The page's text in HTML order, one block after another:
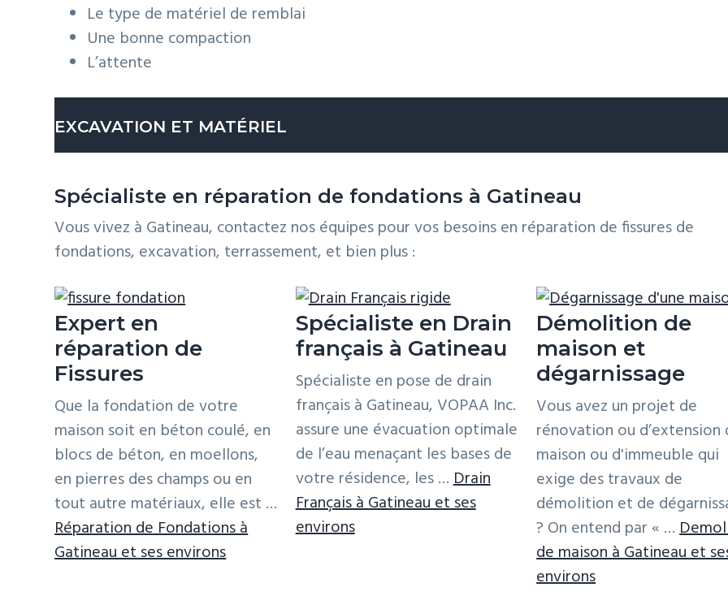
Parfois, nos client n’ont pas le budget nécessaire pour une réparation de fondationà court
Dans ce cas, nous recommandons d’aménager le relief du terrain comme solution temporaire à
moindre coût, jusqu’au moment où ils auront les moyens pour régler le problème à la source.
Le type de matériel de remblai
Une bonne compaction
L’attente
EXCAVATION ET MATÉRIEL
Il faut commencer par creuser pour faire de la place pour le matériel granulaire servant de
fondation en excavant. Une fondation a besoin d’être assez épaisse pour être solide.Deux
matériel granulaire sont utilisésafin de créer la base. Lorsque c’est nécessaire, une membrane
conception de la fondation.
Fondation finie
Compaction
Il est primordial de bien compacter le matérielpour qu’il
soit le plus stable possible. Ceci permettra que la
fondation résiste autant aux mouvements du sol qu’au
poids de véhicules par exemple. VOPAA Inc. a une
machine de compaction spécialement conçue pour ce
genre de travail.
Spécialiste en réparation de fondations à Gatineau
Vous vivez à Gatineau, contactez nos équipes pour vos besoins en réparation de fissures de
fondations, excavation, terrassement, et bien plus :
Expert en
réparation de
Fissures
Que la fondation de votre
maison soit en béton coulé, en
blocs de béton, en moellons,
en pierres des champs ou en
tout autre matériaux, elle est …
Réparation de Fondations à
Gatineau et ses environsà
Spécialiste en Drain
français à Gatineau
Spécialiste en pose de drain
français à Gatineau, VOPAA Inc.
assure une évacuation optimale
de l’eau menaçant les bases de
votre résidence, les …Drain
Français à Gatineau et ses
environsà
Démolition de
maison et
dégarnissage
Vous avez un projet de
rénovation ou d’extension
maison ou d'immeuble qui
exige des travaux de
démolition et de
? On entend par « …
de maison à Gatineau et
environsà